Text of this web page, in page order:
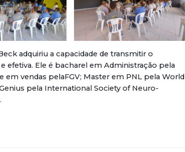
adquiriu a capacidade de transmitir o
efetiva. Ele é bacharel em Administração pela
em vendas pelaFGV; Master em PNL pela World
pela International Society of Neuro-